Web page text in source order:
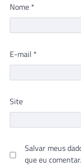
Nome *
E-mail *
Site
Salvar meus
que eu comentar.